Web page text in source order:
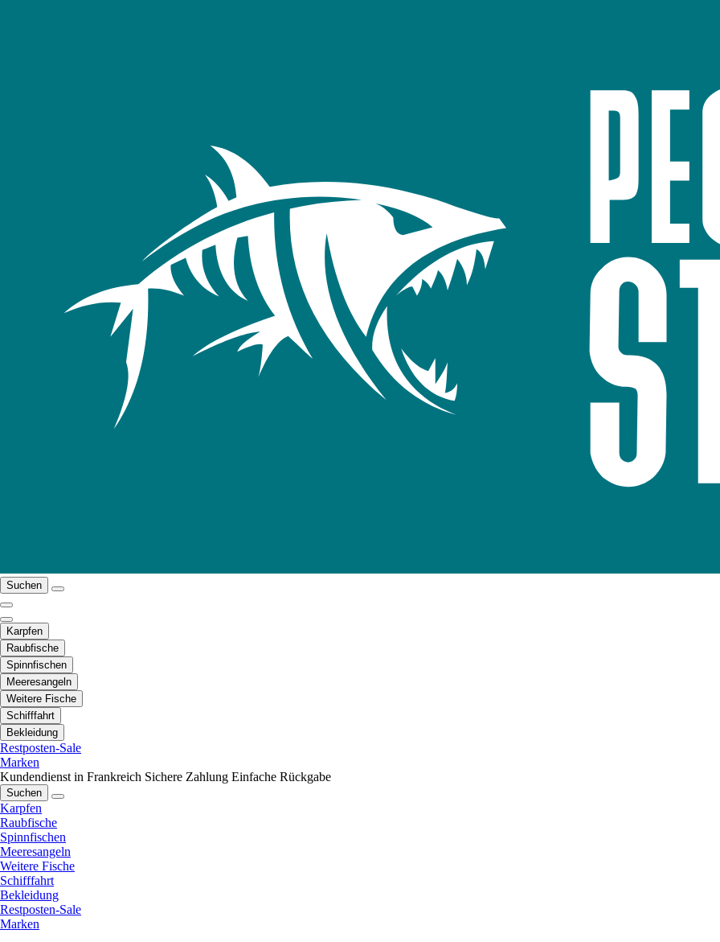
Suchen
Karpfen
Raubfische
Spinnfischen
Meeresangeln
Weitere Fische
Schifffahrt
Bekleidung
Restposten-Sale
Marken
Kundendienst in Frankreich Sichere Zahlung Einfache Rückgabe
Suchen
Karpfen
Raubfische
Spinnfischen
Meeresangeln
Weitere Fische
Schifffahrt
Bekleidung
Restposten-Sale
Marken